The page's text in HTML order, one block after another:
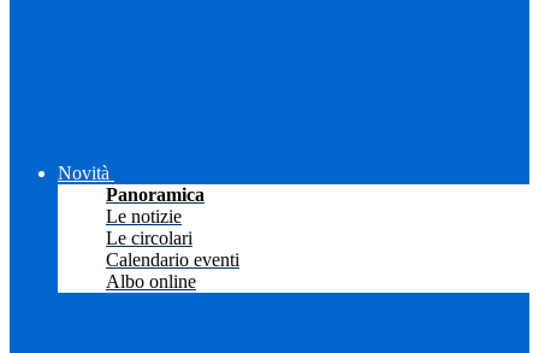
Novità
Panoramica
Le notizie
Le circolari
Calendario eventi
Albo online